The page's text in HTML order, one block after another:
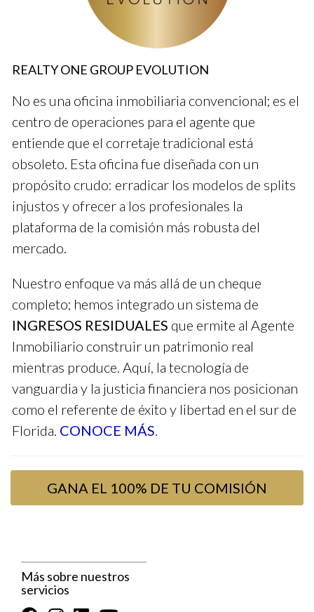
En total, podrías estar viendo una inversión inicial que ronda
entre $1,600 y $2,900 antes de comenzar a ganar dinero.
relacionados con marketing y desarrollo personal.
LLÁMAME AHORA
Estudio de Caso 1: Laura, la Nueva Agente
hace seis meses. Invirtió aproximadamente $2,500 en su
licencia y otras tarifas. Sin embargo, decidió unirse a un broker
tradicional que se quedaba con el 50% de sus comisiones. A
pesar de vender dos propiedades en su primer mes, se sintió
Si estás pensando en empezar, considera cómo un
buen broker puede impactar tus ganancias. ¡No te
conformes!
Estudio de Caso 2: José y el Broker 100%
José eligió REALTY ONE GROUP EVOLUTION porque
ofrece un modelo del 100% en comisiones. Pagó alrededor de
compartir sus ganancias. Después de tres meses vendiendo
propiedades, pudo reinvertir completamente su ingreso inicial
en publicidad digital.
completo. Esto puede marcar la diferencia en tu
éxito a largo plazo.
REALTY ONE GROUP EVOLUTION
No es una oficina inmobiliaria convencional; es el
centro de operaciones para el agente que
entiende que el corretaje tradicional está
obsoleto. Esta oficina fue diseñada con un
propósito crudo: erradicar los modelos de splits
injustos y ofrecer a los profesionales la
plataforma de la comisión más robusta del
mercado.
Nuestro enfoque va más allá de un cheque
completo; hemos integrado un sistema de
INGRESOS RESIDUALES que ermite al Agente
Inmobiliario construir un patrimonio real
mientras produce. Aquí, la tecnología de
vanguardia y la justicia financiera nos posicionan
como el referente de éxito y libertad en el sur de
Florida. CONOCE MÁS.
GANA EL 100% DE TU COMISIÓN
Más sobre nuestros
servicios